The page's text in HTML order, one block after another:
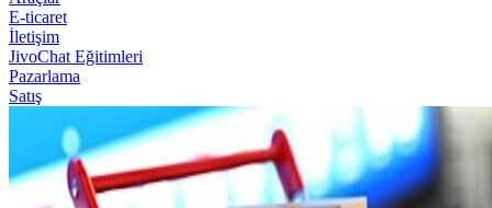
E-ticaret
İletişim
JivoChat Eğitimleri
Pazarlama
Satış